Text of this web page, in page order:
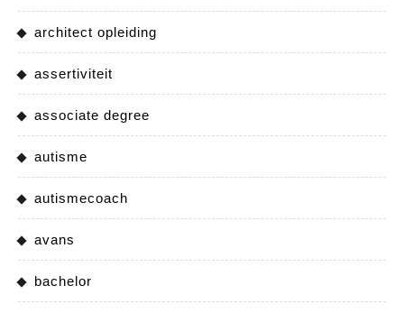
architect opleiding
assertiviteit
associate degree
autisme
autismecoach
avans
bachelor